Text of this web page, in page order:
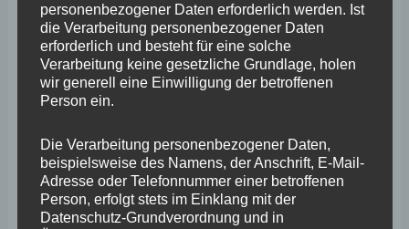
Wefelscheid lehnt Verfassungsänderung ab
VfL Kesselheim e.V. bittet Stadt um Unterstützung bei
Sanierung des Sportplatzes
Engstelle in Aachener Straße – Wefelscheid: „Rübenach
erstickt im Verkehr“
Wefelscheid besichtigt Fort Konstantin
Wefelscheid bei 3-jährigem Jubiläum von Particura
personenbezogener Daten erforderlich werden. Ist
die Verarbeitung personenbezogener Daten
erforderlich und besteht für eine solche
Verarbeitung keine gesetzliche Grundlage, holen
wir generell eine Einwilligung der betroffenen
Person ein.
Die Verarbeitung personenbezogener Daten,
beispielsweise des Namens, der Anschrift, E-Mail-
Adresse oder Telefonnummer einer betroffenen
Person, erfolgt stets im Einklang mit der
Datenschutz-Grundverordnung und in